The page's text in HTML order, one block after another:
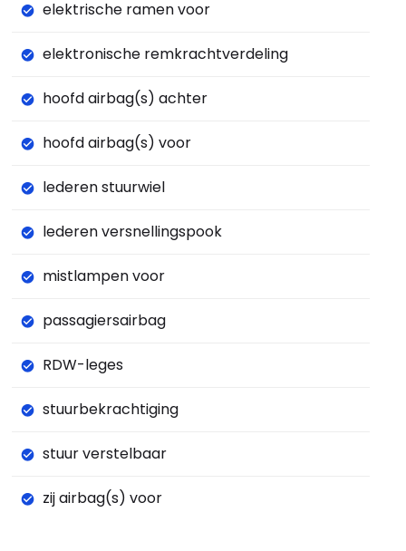
elektrische ramen voor
elektronische remkrachtverdeling
hoofd airbag(s) achter
hoofd airbag(s) voor
lederen stuurwiel
lederen versnellingspook
mistlampen voor
passagiersairbag
RDW-leges
stuurbekrachtiging
stuur verstelbaar
zij airbag(s) voor